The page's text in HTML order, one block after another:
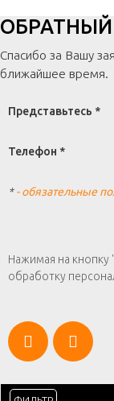
Спасибо за Вашу
ближайшее время.
Представьтесь *
Телефон *
*- обязательные
Нажимая на кнопку
обработку